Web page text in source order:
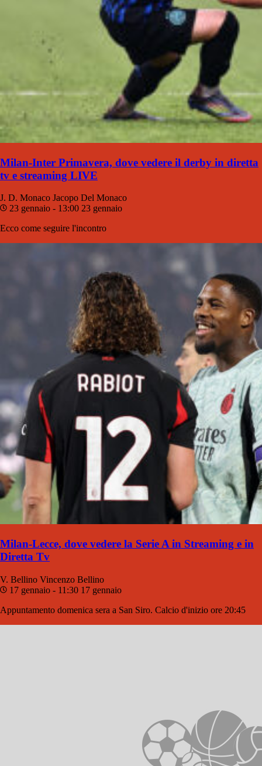
Milan-Inter Primavera, dove vedere il derby in diretta
tv e streaming LIVE
J. D. Monaco Jacopo Del Monaco
23 gennaio - 13:00 23 gennaio
Ecco come seguire l'incontro
Milan-Lecce, dove vedere la Serie A in Streaming e in
Diretta Tv
V. Bellino Vincenzo Bellino
17 gennaio - 11:30 17 gennaio
Appuntamento domenica sera a San Siro. Calcio d'inizio ore 20:45